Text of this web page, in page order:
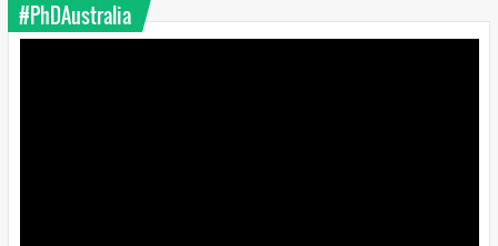
#PhDAustralia